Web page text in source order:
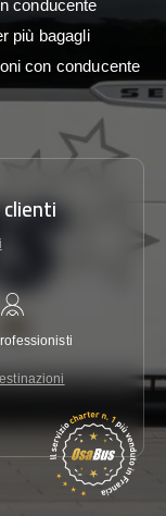
conducente
più bagagli
con conducente
clienti